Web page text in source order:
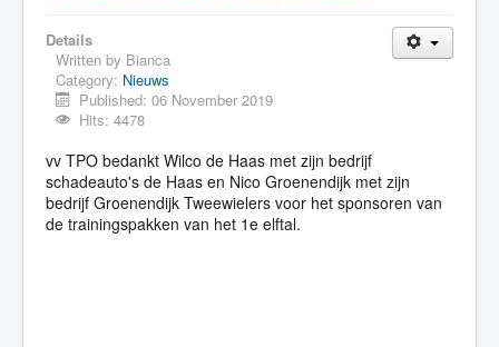
Details
Written by Bianca
Category: Nieuws
Published: 06 November 2019
Hits: 4478
vv TPO bedankt Wilco de Haas met zijn bedrijf
schadeauto's de Haas en Nico Groenendijk met zijn
bedrijf Groenendijk Tweewielers voor het sponsoren van
de trainingspakken van het 1e elftal.